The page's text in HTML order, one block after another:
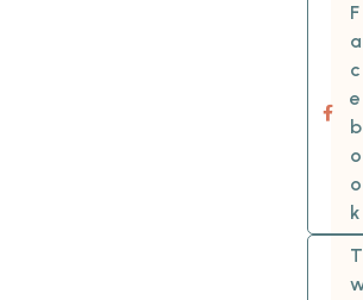
F
a
c
e
b
o
o
k
T